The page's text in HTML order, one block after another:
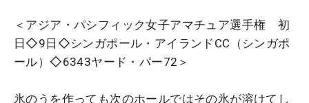
＜アジア・パシフィック女子アマチュア選手権 初
日◇9日◇シンガポール・アイランドCC（シンガポ
ール）◇6343ヤード・パー72＞
氷のうを作っても次のホールではその氷が溶けてし